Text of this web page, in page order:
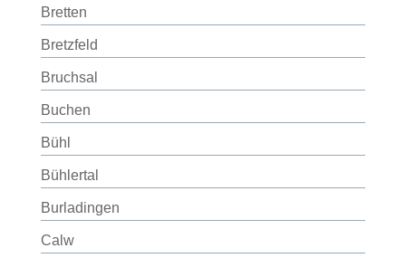
Bretten
Bretzfeld
Bruchsal
Buchen
Bühl
Bühlertal
Burladingen
Calw